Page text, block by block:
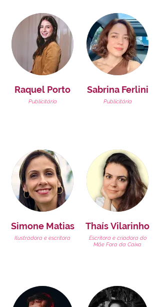
Raquel Porto
Publicitária
Sabrina Ferlini
Publicitária
Simone Matias
Ilustradora e escritora
Thaís Vilarinho
Escritora e criadora do
Mãe Fora da Caixa